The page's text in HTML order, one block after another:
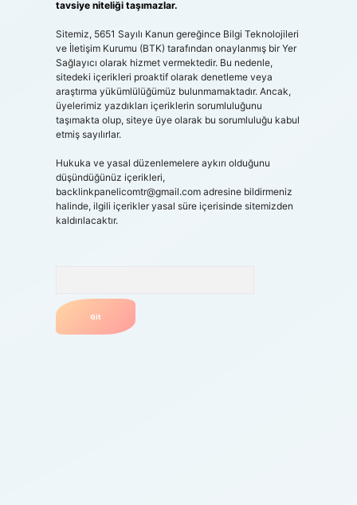
tavsiye niteliği taşımazlar.
Sitemiz, 5651 Sayılı Kanun gereğince Bilgi Teknolojileri
ve İletişim Kurumu (BTK) tarafından onaylanmış bir Yer
Sağlayıcı olarak hizmet vermektedir. Bu nedenle,
sitedeki içerikleri proaktif olarak denetleme veya
araştırma yükümlülüğümüz bulunmamaktadır. Ancak,
üyelerimiz yazdıkları içeriklerin sorumluluğunu
taşımakta olup, siteye üye olarak bu sorumluluğu kabul
etmiş sayılırlar.
Hukuka ve yasal düzenlemelere aykırı olduğunu
düşündüğünüz içerikleri,
backlinkpanelicomtr@gmail.comadresine bildirmeniz
halinde, ilgili içerikler yasal süre içerisinde sitemizden
kaldırılacaktır.